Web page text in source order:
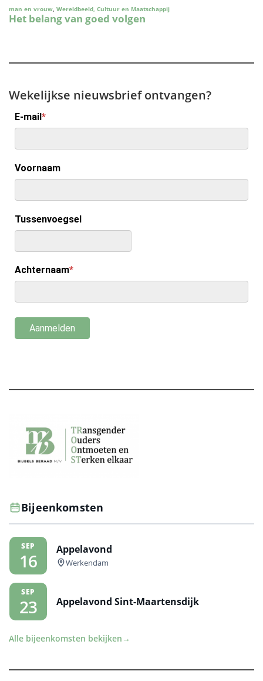
Wekelijkse nieuwsbrief ontvangen?
Bijeenkomsten
SEP
16
Appelavond
Werkendam
SEP
23 Appelavond Sint-Maartensdijk
Alle bijeenkomsten bekijken →